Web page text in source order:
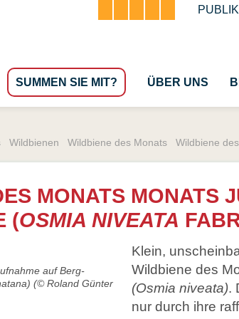
SUMMEN SIE MIT?
von Profis
ÜBER UNS
Die Westliche Honigbiene
Bienenmuseen
Glossar
Wildbienen Wildbiene des Monats Wildbiene
MONATS MONATS
(OSMIA NIVEATA
auf Berg-
(© Roland Günter
Klein,
Wildbiene des
(Osmia niveata).
nur durch ihre